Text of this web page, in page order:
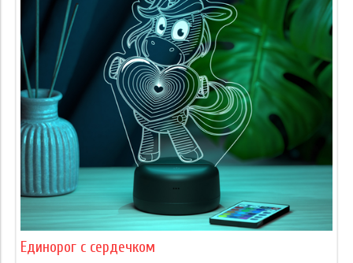
Единорог с сердечком